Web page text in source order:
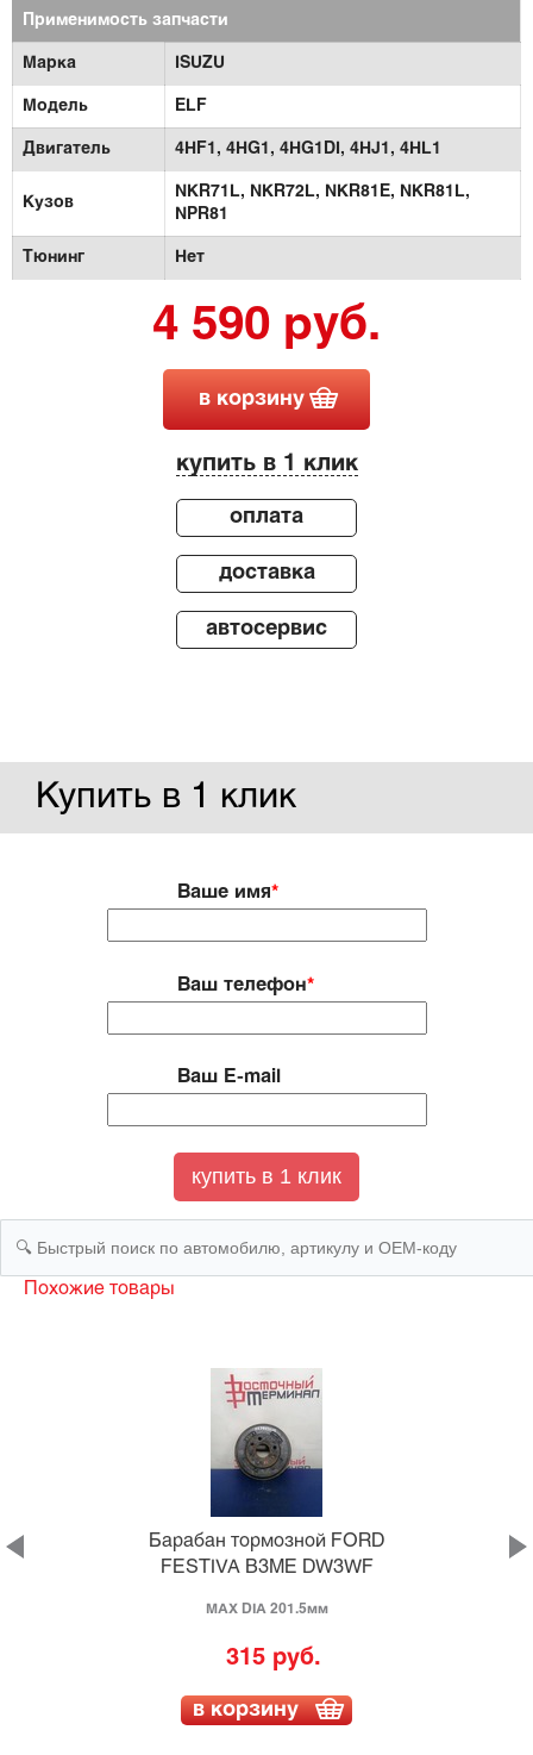
Применимость запчасти
Марка ISUZU
Модель ELF
Двигатель 4HF1, 4HG1, 4HG1DI, 4HJ1, 4HL1
Кузов
NKR71L, NKR72L, NKR81E,
NKR81L,
NPR81
Тюнинг Нет
4 590 руб.
в корзину
купить в 1 клик
оплата
доставка
автосервис
Купить в 1 клик
Ваше имя*
Ваш телефон*
Ваш E-mail
Похожие товары
Барабан тормозной FORD
FESTIVA B3ME DW3WF
MAX DIA 201.5мм
315 руб.
в корзину